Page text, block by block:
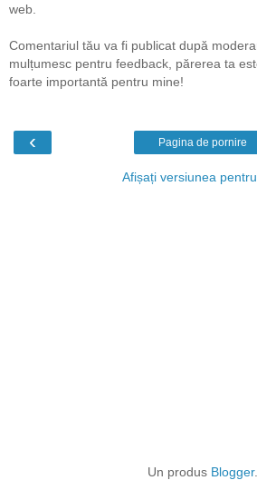
web.
Comentariul tău va fi publicat după
mulțumesc pentru feedback, părerea ta
foarte importantă pentru mine!
‹ Pagina de pornire
Afișați versiunea
Un produs Blogger.